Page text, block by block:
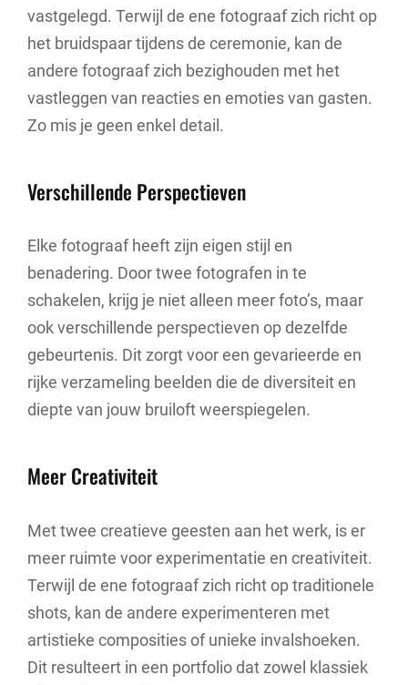
vastgelegd. Terwijl de ene fotograaf zich richt op
het bruidspaar tijdens de ceremonie, kan de
andere fotograaf zich bezighouden met het
vastleggen van reacties en emoties van gasten.
Zo mis je geen enkel detail.
Verschillende Perspectieven
Elke fotograaf heeft zijn eigen stijl en
benadering. Door twee fotografen in te
schakelen, krijg je niet alleen meer foto’s, maar
ook verschillende perspectieven op dezelfde
gebeurtenis. Dit zorgt voor een gevarieerde en
rijke verzameling beelden die de diversiteit en
diepte van jouw bruiloft weerspiegelen.
Meer Creativiteit
Met twee creatieve geesten aan het werk, is er
meer ruimte voor experimentatie en creativiteit.
Terwijl de ene fotograaf zich richt op traditionele
shots, kan de andere experimenteren met
artistieke composities of unieke invalshoeken.
Dit resulteert in een portfolio dat zowel klassiek